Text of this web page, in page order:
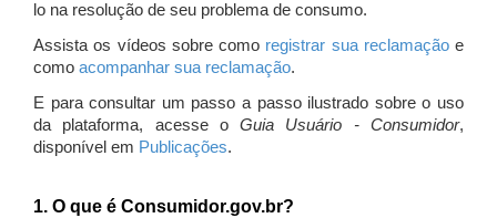
lo na resolução de seu problema de consumo.
Assista os vídeos sobre como registrar sua reclamaçãoe
como acompanhar sua reclamação.
E para consultar um passo a passo ilustrado sobre o uso
da plataforma, acesse oGuia Usuário - Consumidor,
disponível em Publicações.
1. O que é Consumidor.gov.br?